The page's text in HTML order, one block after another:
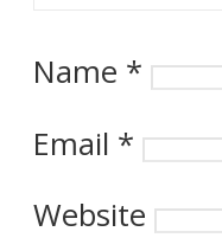
Name *
Email *
Website